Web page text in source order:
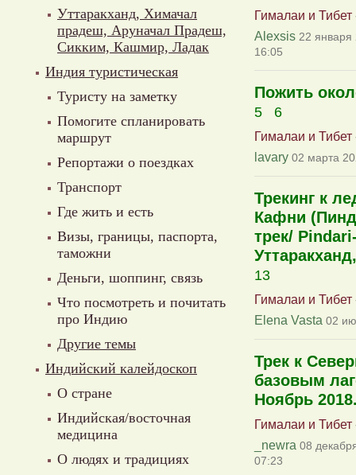
Уттаракханд, Химачал
прадеш, Аруначал Прадеш,
Сикким, Кашмир, Ладак
Индия туристическая
Туристу на заметку
Помогите спланировать
маршрут
Репортажи о поездках
Транспорт
Где жить и есть
Визы, границы, паспорта,
таможни
Деньги, шоппинг, связь
Что посмотреть и почитать
про Индию
Другие темы
Индийский калейдоскоп
О стране
Индийская/восточная
медицина
О людях и традициях
Гималаи и Тибет
Alexsis 22 января
16:05
Пожить
5 6
Гималаи и Тибет
lavary 02 марта
Трекинг к
Кафни
трек/
13
Гималаи и Тибет
Elena Vasta 02
Трек к
базовым
Ноябрь
Гималаи и Тибет
_newra 08
07:23